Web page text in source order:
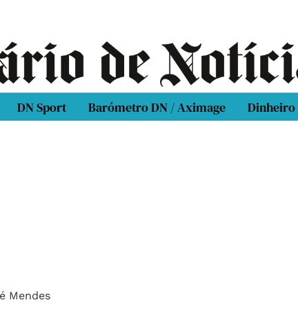
DN Sport Barómetro DN / Aximage Dinheiro